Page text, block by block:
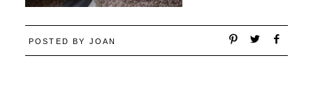
POSTED BY JOAN